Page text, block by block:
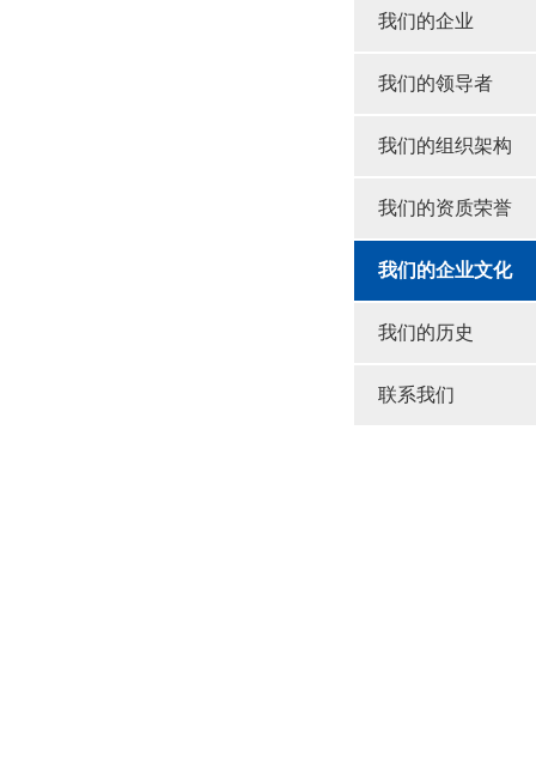
我们的企业
我们的领导者
我们的组织架构
我们的资质荣誉
我们的企业文化
我们的历史
联系我们